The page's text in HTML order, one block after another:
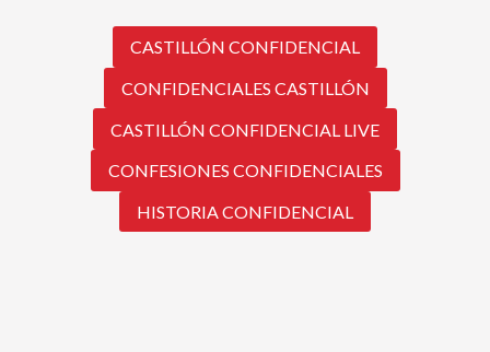
CASTILLÓN CONFIDENCIAL
CONFIDENCIALES CASTILLÓN
CASTILLÓN CONFIDENCIAL LIVE
CONFESIONES CONFIDENCIALES
HISTORIA CONFIDENCIAL